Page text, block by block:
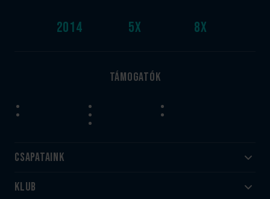
2014 5x 8x
Támogatók
Csapataink
Felnőtt
Klub